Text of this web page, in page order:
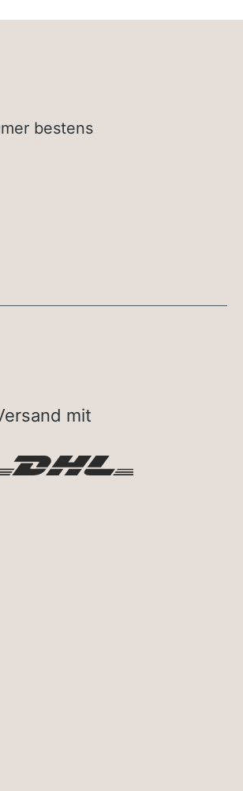
bestens
mit